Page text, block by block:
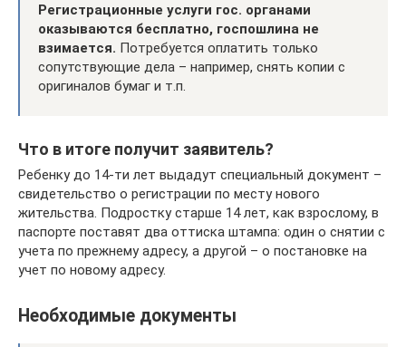
Регистрационные услуги гос. органами
оказываются бесплатно, госпошлина не
взимается. Потребуется оплатить только
сопутствующие дела – например, снять копии с
оригиналов бумаг и т.п.
Что в итоге получит заявитель?
Ребенку до 14-ти лет выдадут специальный документ –
свидетельство о регистрации по месту нового
жительства. Подростку старше 14 лет, как взрослому, в
паспорте поставят два оттиска штампа: один о снятии с
учета по прежнему адресу, а другой – о постановке на
учет по новому адресу.
Необходимые документы